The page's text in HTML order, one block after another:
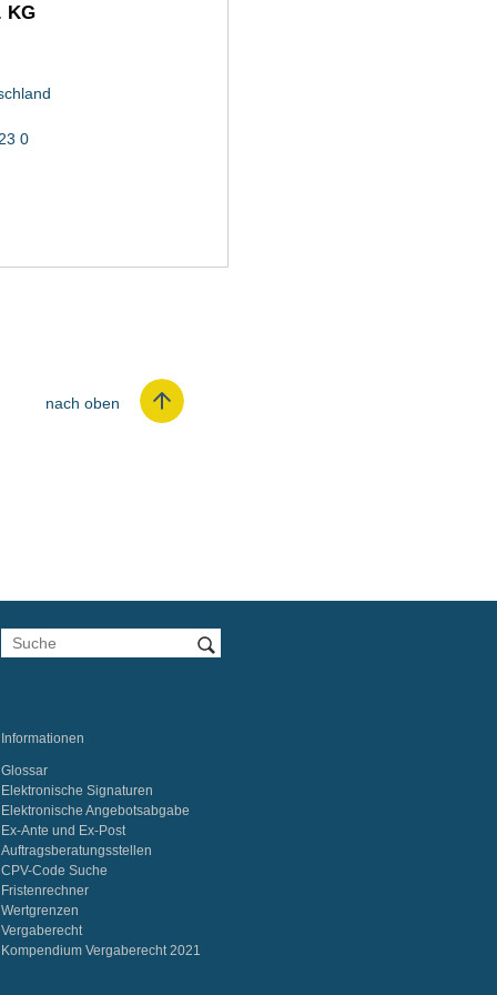
KG
0
nach oben
Informationen
Glossar
Elektronische Signaturen
Elektronische Angebotsabgabe
Ex-Ante und Ex-Post
Auftragsberatungsstellen
CPV-Code Suche
Fristenrechner
Wertgrenzen
Vergaberecht
Kompendium Vergaberecht 2021